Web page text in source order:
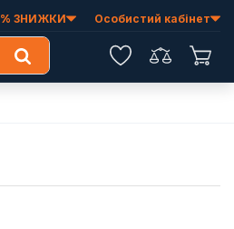
% ЗНИЖКИ Особистий кабінет
ОбранеПорівняння